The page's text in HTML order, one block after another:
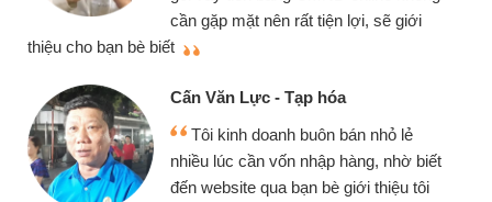
cần gặp mặt nên rất tiện lợi, sẽ giới
thiệu cho bạn bè biết
Cấn Văn Lực - Tạp hóa
Tôi kinh doanh buôn bán nhỏ lẻ
nhiều lúc cần vốn nhập hàng, nhờ biết
đến website qua bạn bè giới thiệu tôi